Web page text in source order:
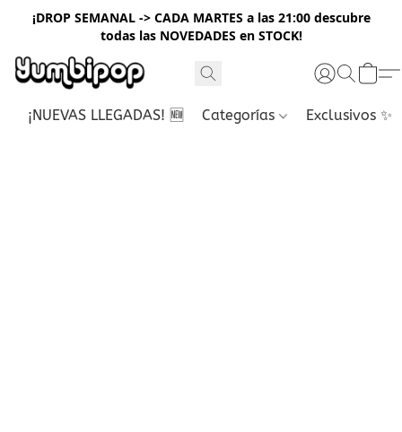
¡DROP SEMANAL -> CADA MARTES a las 21:00 descubre
todas las NOVEDADES en STOCK!
¡NUEVAS LLEGADAS! 🆕 Categorías Exclusivos ✨